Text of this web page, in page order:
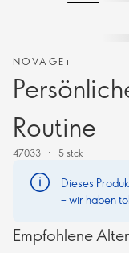
NOVAGE+
Routine
47033 5 stck
Dieses
– wir haben
Empfohlene